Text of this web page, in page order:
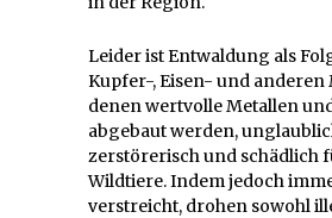
Leider ist Entwaldung als
Kupfer-, Eisen- und anderen
denen wertvolle Metallen
abgebaut werden,
zerstörerisch und schädlich
Wildtiere. Indem jedoch
verstreicht, drohen sowohl